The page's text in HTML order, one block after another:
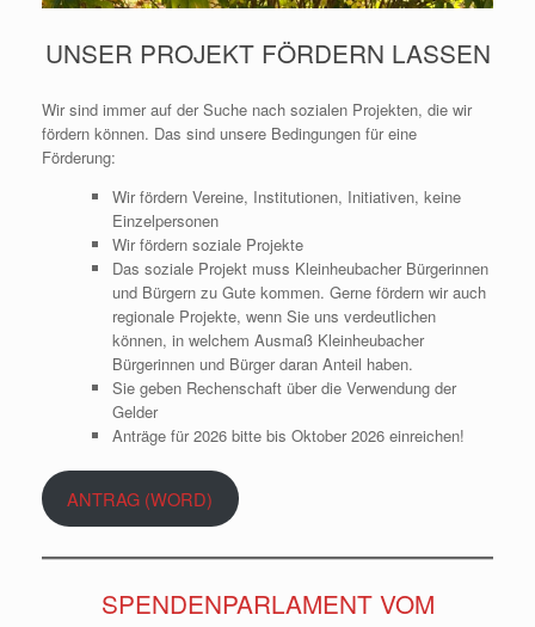
UNSER PROJEKT FÖRDERN LASSEN
Wir sind immer auf der Suche nach sozialen Projekten, die wir
fördern können. Das sind unsere Bedingungen für eine
Förderung:
Wir fördern Vereine, Institutionen, Initiativen, keine
Einzelpersonen
Wir fördern soziale Projekte
Das soziale Projekt muss Kleinheubacher Bürgerinnen
und Bürgern zu Gute kommen. Gerne fördern wir auch
regionale Projekte, wenn Sie uns verdeutlichen
können, in welchem Ausmaß Kleinheubacher
Bürgerinnen und Bürger daran Anteil haben.
Sie geben Rechenschaft über die Verwendung der
Gelder
Anträge für 2026 bitte bis Oktober 2026 einreichen!
ANTRAG (WORD)
SPENDENPARLAMENT VOM